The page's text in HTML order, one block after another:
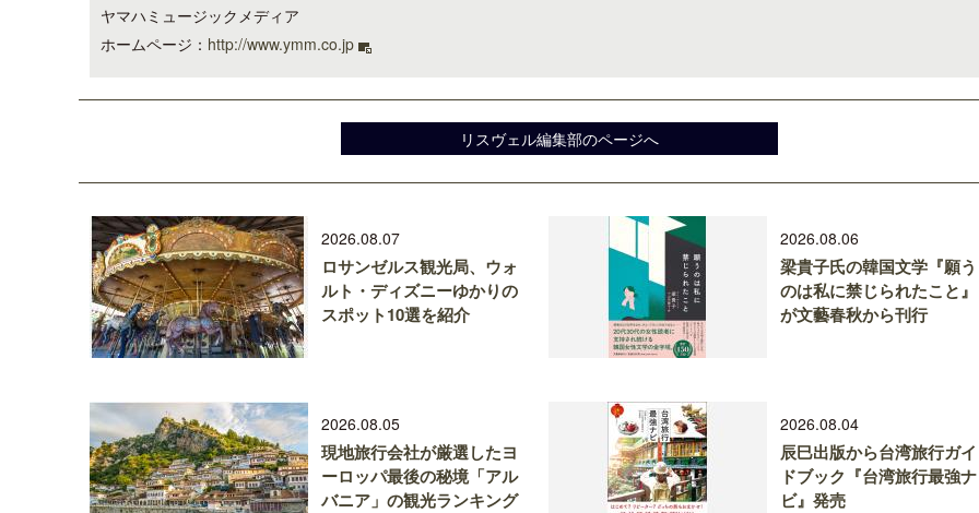
ヤマハミュージックメディア
ホームページ： http://www.ymm.co.jp
リスヴェル編集部のページへ
2026.08.07
ロサンゼルス観光局、ウォ
ルト・ディズニーゆかりの
スポット10選を紹介
2026.08.06
梁貴子氏の韓国文学『願う
のは私に禁じられたこと』
が文藝春秋から刊行
2026.08.05
現地旅行会社が厳選したヨ
ーロッパ最後の秘境「アル
バニア」の観光ランキング
2026.08.04
辰巳出版から台湾旅行ガイ
ドブック『台湾旅行最強ナ
ビ』発売